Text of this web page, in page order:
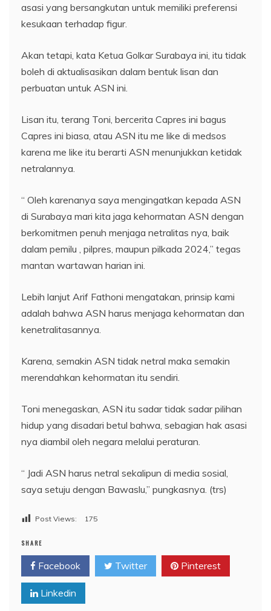
asasi yang bersangkutan untuk memiliki preferensi
kesukaan terhadap figur.
Akan tetapi, kata Ketua Golkar Surabaya ini, itu tidak
boleh di aktualisasikan dalam bentuk lisan dan
perbuatan untuk ASN ini.
Lisan itu, terang Toni, bercerita Capres ini bagus
Capres ini biasa, atau ASN itu me like di medsos
karena me like itu berarti ASN menunjukkan ketidak
netralannya.
“ Oleh karenanya saya mengingatkan kepada ASN
di Surabaya mari kita jaga kehormatan ASN dengan
berkomitmen penuh menjaga netralitas nya, baik
dalam pemilu , pilpres, maupun pilkada 2024,” tegas
mantan wartawan harian ini.
Lebih lanjut Arif Fathoni mengatakan, prinsip kami
adalah bahwa ASN harus menjaga kehormatan dan
kenetralitasannya.
Karena, semakin ASN tidak netral maka semakin
merendahkan kehormatan itu sendiri.
Toni menegaskan, ASN itu sadar tidak sadar pilihan
hidup yang disadari betul bahwa, sebagian hak asasi
nya diambil oleh negara melalui peraturan.
“ Jadi ASN harus netral sekalipun di media sosial,
saya setuju dengan Bawaslu,” pungkasnya. (trs)
Post Views: 175
SHARE
Facebook Twitter Pinterest
Linkedin